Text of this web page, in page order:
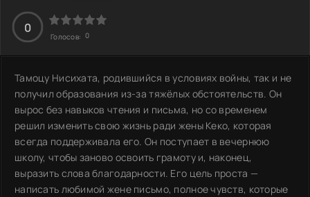
0
Голосов: 0
Тамоцу Нисихата, родившийся в условиях войны, так и не
получил образования из-за тяжёлых обстоятельств. Он
вырос без навыков чтения и письма, но со временем
решил изменить свою жизнь ради жены Кеко, которая
всегда поддерживала его. Он поступает в вечернюю
школу, чтобы заново освоить грамоту и, наконец,
выразить слова благодарности. Его цель проста —
написать любимой жене письмо, полное чувств, которые